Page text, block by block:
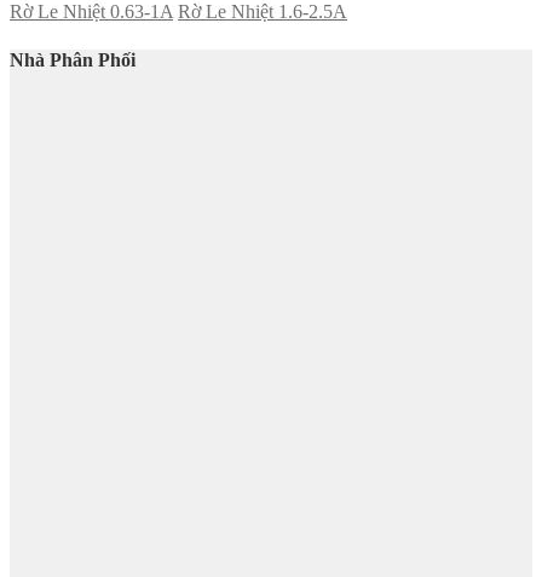
Rờ Le Nhiệt 0.63-1A Rờ Le Nhiệt 1.6-2.5A
Nhà Phân Phối